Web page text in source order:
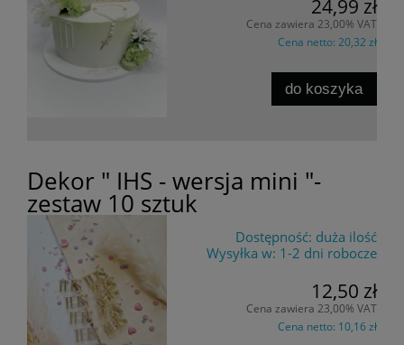
24,99 zł
Cena zawiera 23,00% VAT
Cena netto: 20,32 zł
do koszyka
Dekor " IHS - wersja mini "-
zestaw 10 sztuk
Dostępność: duża ilość
Wysyłka w: 1-2 dni robocze
12,50 zł
Cena zawiera 23,00% VAT
Cena netto: 10,16 zł